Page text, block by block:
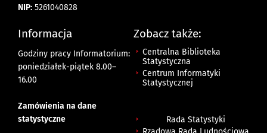
NIP: 5261040828
Informacja
Godziny pracy Informatorium:
poniedziałek-piątek 8.00–
16.00
Zamówienia na dane
statystyczne
Zobacz także:
Centralna Biblioteka
Statystyczna
Centrum Informatyki
Statystycznej
Rada Statystyki